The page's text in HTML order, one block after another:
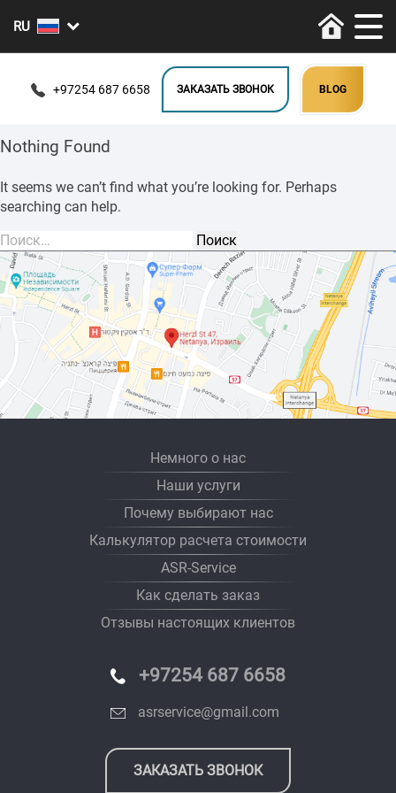
+97254 687 6658 ЗАКАЗАТЬ ЗВОНОК BLOG
Nothing Found
It seems we can’t find what you’re looking for. Perhaps
searching can help.
Найти:
Немного о нас
Наши услуги
Почему выбирают нас
Калькулятор расчета стоимости
ASR-Service
Как сделать заказ
Отзывы настоящих клиентов
+97254 687 6658
asrservice@gmail.com
ЗАКАЗАТЬ ЗВОНОК